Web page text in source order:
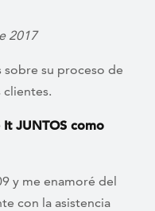
2017
su proceso de
JUNTOS como
y me enamoré del
con la asistencia